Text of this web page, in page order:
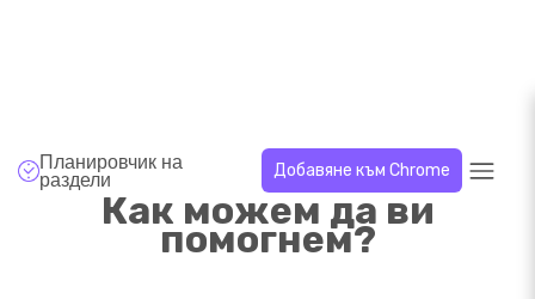
Планировчик на
раздели Добавяне към Chrome
Как можем да ви
помогнем?